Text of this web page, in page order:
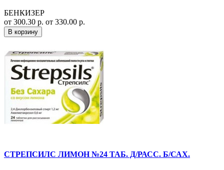
БЕНКИЗЕР
от 300.30 р. от 330.00 р.
В корзину
СТРЕПСИЛС ЛИМОН №24 ТАБ. Д/РАСС. Б/САХ.